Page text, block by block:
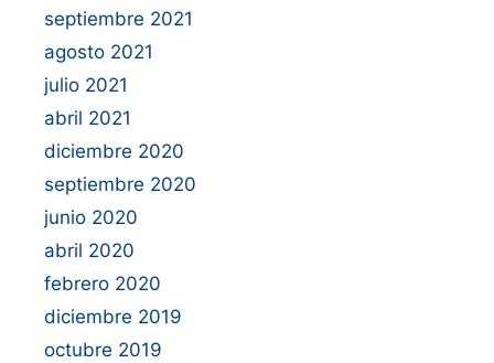
septiembre 2021
agosto 2021
julio 2021
abril 2021
diciembre 2020
septiembre 2020
junio 2020
abril 2020
febrero 2020
diciembre 2019
octubre 2019